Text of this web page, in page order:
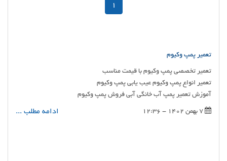
1
تعمیر پمپ وکیوم
آموزش تعمیر پمپ آب خانگی آبی فروش پمپ وکیوم
ادامه مطلب ...